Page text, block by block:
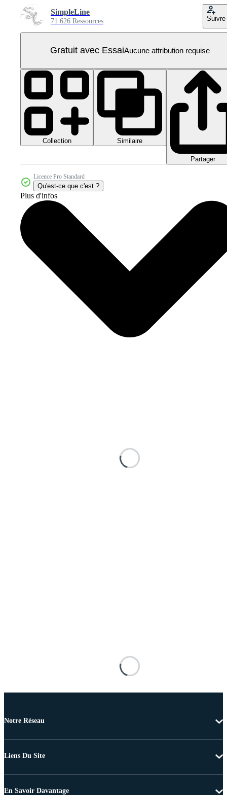
SimpleLine
71 626 Ressources Suivre
Gratuit avec EssaiAucune attribution requise
Collection Similaire
Partager
Licence Pro Standard
Qu'est-ce que c'est ?
Plus d'infos
Notre Réseau
Liens Du Site
En Savoir Davantage